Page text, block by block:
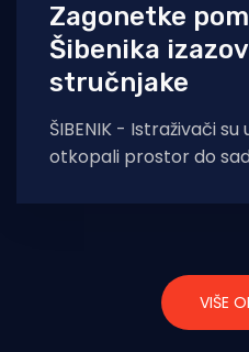
Zagonetke
Šibenika
stručnjake
ŠIBENIK - Istraživači
otkopali prostor do
remek
VIŠE